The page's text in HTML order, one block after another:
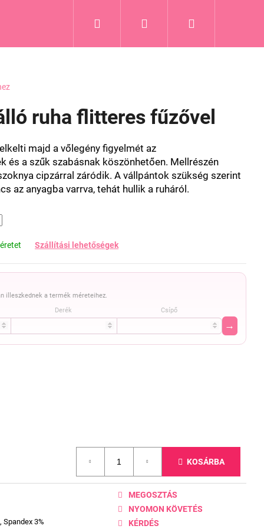
Keresés Bejelentkezés
ruha flitteres fűzővel
majd a vőlegény figyelmét az
és a szűk szabásnak köszönhetően. Mellrészén
cipzárral záródik. A vállpántok szükség szerint
az anyagba varrva, tehát hullik a ruháról.
Szállítási lehetőségek
illeszkednek a termék méreteihez.
Derék
Csípő
→
KOSÁRBA
Spandex 3% KÉRDÉS
NYOMON KÖVETÉS
MEGOSZTÁS